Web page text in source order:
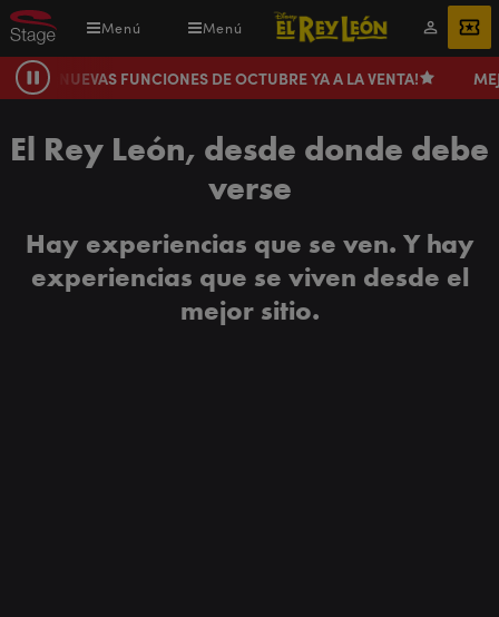
Pasar
al
contenido
principal
Menú Menú
Mi
cuenta
ENTRADAS
Pausa
¡NUEVAS FUNCIONES DE OCTUBRE YA A LA VENTA!
El Rey León, desde donde debe
verse
Hay experiencias que se ven. Y hay
experiencias que se viven desde el
mejor sitio.